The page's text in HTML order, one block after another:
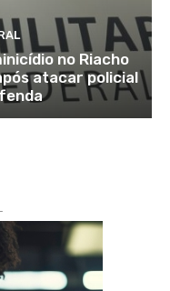
no Riacho
atacar policial